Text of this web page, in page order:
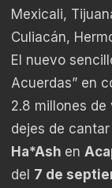
Mexicali,
Culiacán,
El nuevo
Acuerdas” en
2.8 millones de
dejes de
Ha*Ash en
del 7 de